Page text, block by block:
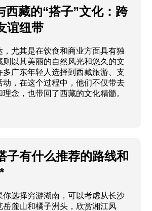
西藏的“搭子”文化：跨
谊纽带
，尤其是在饮食和商业方面具有独
则以其美丽的自然风光和悠久的文
多广东年轻人选择到西藏旅游、支
动，在这个过程中，他们不仅带去
念，也带回了西藏的文化精髓。
子有什么推荐的路线和
你选择穷游湖南，可以考虑从长沙
岳麓山和橘子洲头，欣赏湘江风